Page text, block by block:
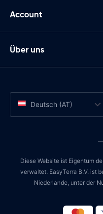
Account
Über uns
Deutsch (AT)
Diese Website ist Eigentum
verwaltet. EasyTerra B.V. ist
Niederlande, unter der